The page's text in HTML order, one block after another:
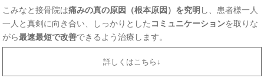
こみなと接骨院は痛みの真の原因（根本原因）を究明 し、患者様一人
一人と真剣に向き合い、しっかりとした コミュニケーションを取りな
がら最速最短で改善できるよう治療します。
詳しくはこちら↓